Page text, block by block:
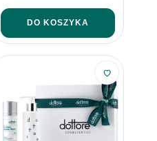
DO KOSZYKA